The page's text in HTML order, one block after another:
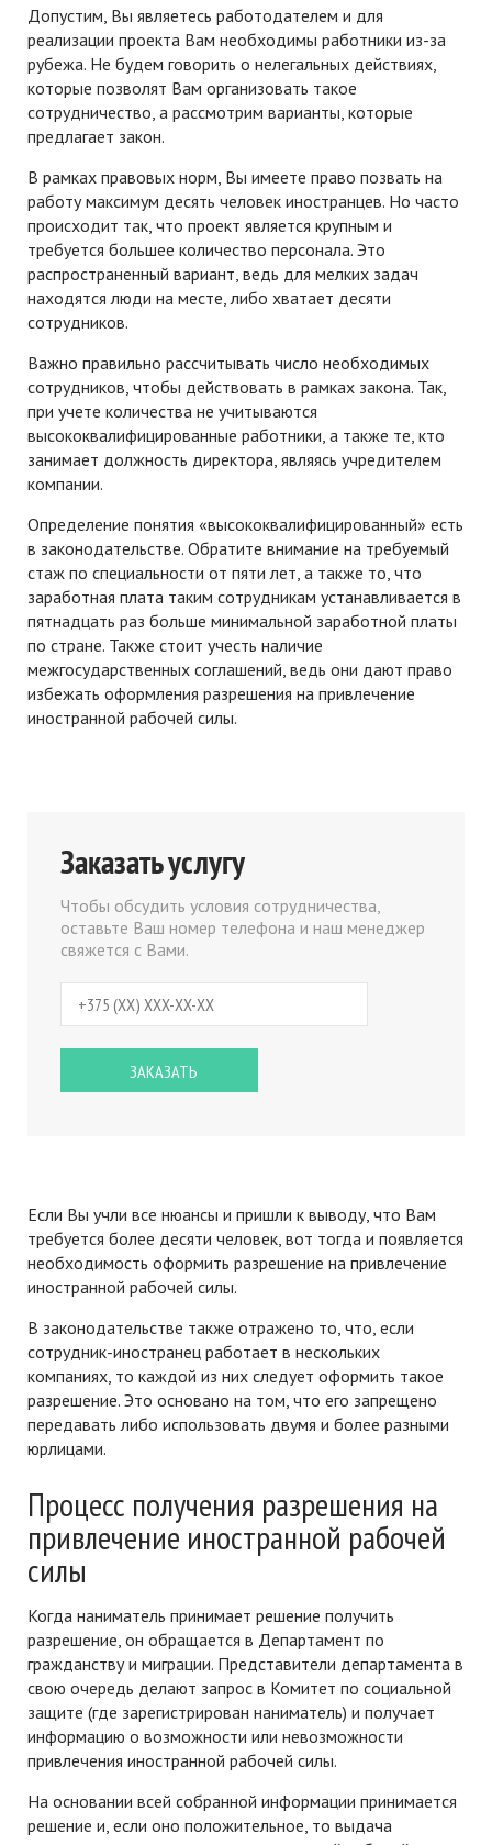
Допустим, Вы являетесь работодателем и для
реализации проекта Вам необходимы работники из-за
рубежа. Не будем говорить о нелегальных действиях,
которые позволят Вам организовать такое
сотрудничество, а рассмотрим варианты, которые
предлагает закон.
В рамках правовых норм, Вы имеете право позвать на
работу максимум десять человек иностранцев. Но часто
происходит так, что проект является крупным и
требуется большее количество персонала. Это
распространенный вариант, ведь для мелких задач
находятся люди на месте, либо хватает десяти
сотрудников.
Важно правильно рассчитывать число необходимых
сотрудников, чтобы действовать в рамках закона. Так,
при учете количества не учитываются
высококвалифицированные работники, а также те, кто
занимает должность директора, являясь учредителем
компании.
Определение понятия «высококвалифицированный» есть
в законодательстве. Обратите внимание на требуемый
стаж по специальности от пяти лет, а также то, что
заработная плата таким сотрудникам устанавливается в
пятнадцать раз больше минимальной заработной платы
по стране. Также стоит учесть наличие
межгосударственных соглашений, ведь они дают право
избежать оформления разрешения на привлечение
иностранной рабочей силы.
Заказать услугу
Чтобы обсудить условия сотрудничества,
оставьте Ваш номер телефона и наш менеджер
свяжется с Вами.
Если Вы учли все нюансы и пришли к выводу, что Вам
требуется более десяти человек, вот тогда и появляется
необходимость оформить разрешение на привлечение
иностранной рабочей силы.
В законодательстве также отражено то, что, если
сотрудник-иностранец работает в нескольких
компаниях, то каждой из них следует оформить такое
разрешение. Это основано на том, что его запрещено
передавать либо использовать двумя и более разными
юрлицами.
Процесс получения разрешения на
привлечение иностранной рабочей
силы
Когда наниматель принимает решение получить
разрешение, он обращается в Департамент по
гражданству и миграции. Представители департамента в
свою очередь делают запрос в Комитет по социальной
защите (где зарегистрирован наниматель) и получает
информацию о возможности или невозможности
привлечения иностранной рабочей силы.
На основании всей собранной информации принимается
решение и, если оно положительное, то выдача